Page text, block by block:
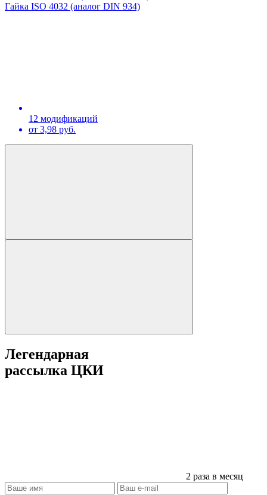
Гайка ISO 4032 (аналог DIN 934)
12 модификаций
от 3,98 руб.
Легендарная
рассылка ЦКИ
2 раза в месяц